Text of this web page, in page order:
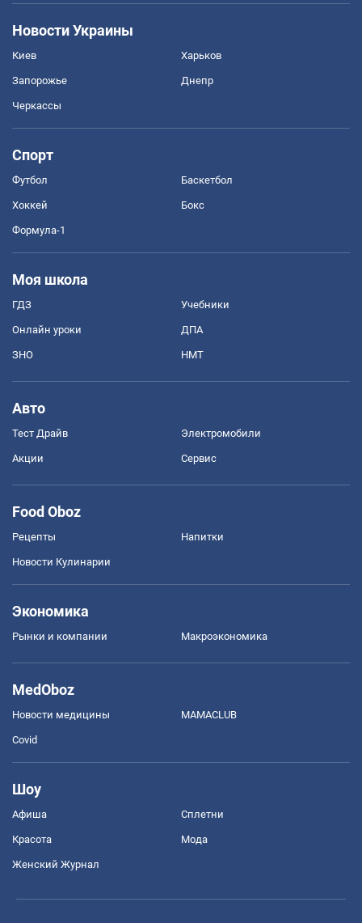
Новости Украины
Киев Харьков
Запорожье Днепр
Черкассы
Спорт
Футбол Баскетбол
Хоккей Бокс
Формула-1
Моя школа
ГДЗ Учебники
Онлайн уроки ДПА
ЗНО НМТ
Авто
Тест Драйв Электромобили
Акции Сервис
Food Oboz
Рецепты Напитки
Новости Кулинарии
Экономика
Рынки и компании Mакроэкономика
MedOboz
Новости медицины MAMACLUB
Covid
Шоу
Афиша Сплетни
Красота Мода
Женский Журнал